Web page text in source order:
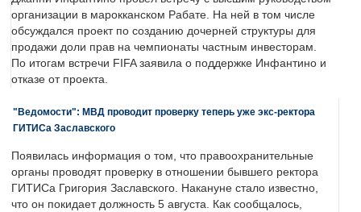
организации в марокканском Рабате. На ней в том числе
обсуждался проект по созданию дочерней структуры для
продажи доли прав на чемпионаты частным инвесторам.
По итогам встречи FIFA заявила о поддержке Инфантино и
отказе от проекта.
"Ведомости": МВД проводит проверку теперь уже экс-ректора
ГИТИСа Заславского
Появилась информация о том, что правоохранительные
органы проводят проверку в отношении бывшего ректора
ГИТИСа Григория Заславского. Накануне стало известно,
что он покидает должность 5 августа. Как сообщалось,